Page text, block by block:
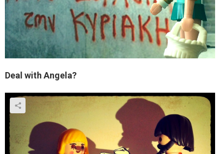
Deal with Angela?